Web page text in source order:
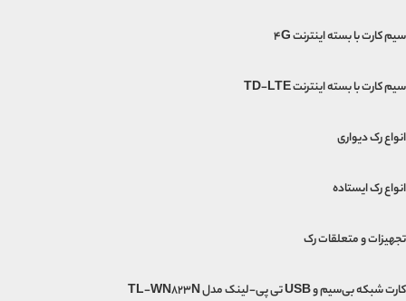
سیم کارت با بسته اینترنت 4G
سیم کارت با بسته اینترنت TD-LTE
انواع رک دیواری
انواع رک ایستاده
تجهیزات و متعلقات رک
کارت شبکه بی‌سیم و USB تی پی-لینک مدل TL-WN823N